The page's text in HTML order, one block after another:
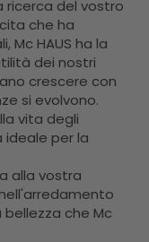
ricerca del vostro
che ha
Mc HAUS ha la
dei nostri
crescere con
si evolvono.
vita degli
ideale per la
alla vostra
che Mc